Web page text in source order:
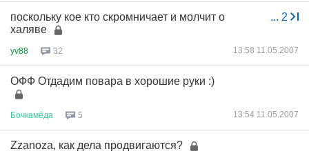
... 2
поскольку кое кто скромничает и молчит о
халяве
yv88 32 13:58 11.05.2007
ОФФ Отдадим повара в хорошие руки :)
Бочкамёда 5 13:54 11.05.2007
Zzanoza, как дела продвигаются?